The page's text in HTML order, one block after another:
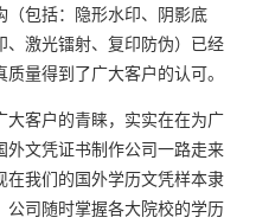
（包括：隐形水印、阴影底
激光镭射、复印防伪）已经
量得到了广大客户的认可。
客户的青睐，实实在在为广
文凭证书制作公司一路走来
我们的国外学历文凭样本隶
司随时掌握各大院校的学历